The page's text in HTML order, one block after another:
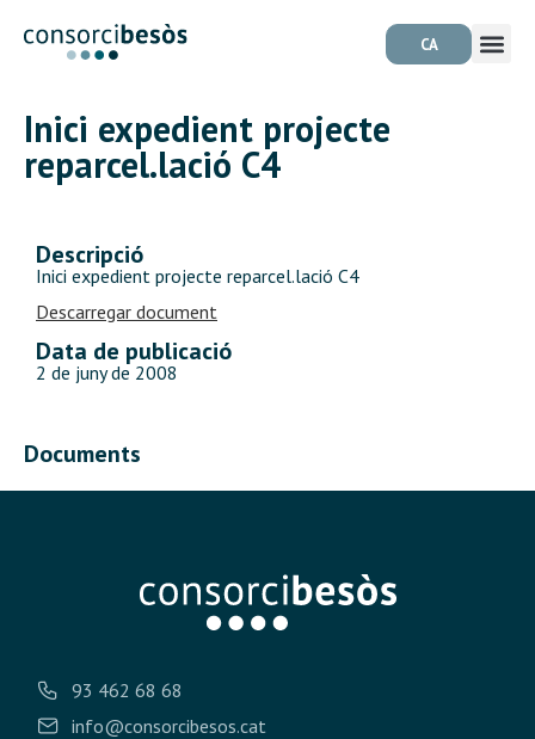
CA
Inici expedient projecte
reparcel.lació C4
Descripció
Inici expedient projecte reparcel.lació C4
Descarregar document
Data de publicació
2 de juny de 2008
Documents
93 462 68 68
info@consorcibesos.cat